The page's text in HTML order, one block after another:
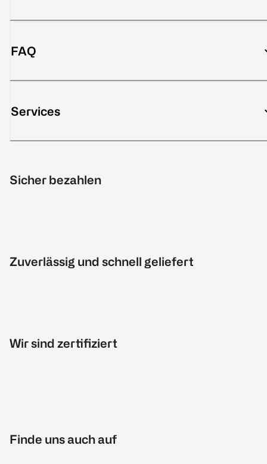
FAQ
Services
Sicher bezahlen
Zuverlässig und schnell geliefert
Wir sind zertifiziert
Finde uns auch auf